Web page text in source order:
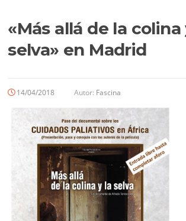
«Más allá de la colina
selva» en Madrid
14/04/2018 Autor: Fascina